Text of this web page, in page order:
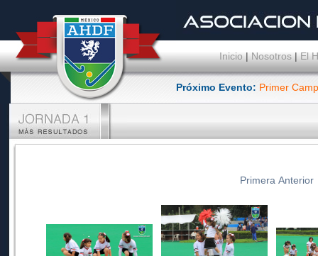
Inicio|Nosotros|El
Próximo Evento: Primer
Primera Anterior